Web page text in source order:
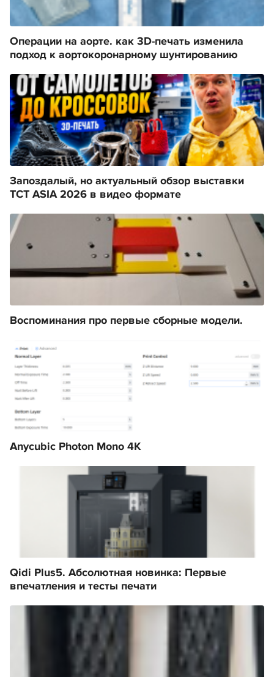
Операции на аорте. как 3D-печать изменила
подход к аортокоронарному шунтированию
Запоздалый, но актуальный обзор выставки
TCT ASIA 2026 в видео формате
Воспоминания про первые сборные модели.
Anycubic Photon Mono 4K
Qidi Plus5. Абсолютная новинка: Первые
впечатления и тесты печати